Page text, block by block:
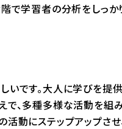
で学習者の分析をしっか
いです。大人に学びを提
で、多種多様な活動を組
動にステップアップさせ